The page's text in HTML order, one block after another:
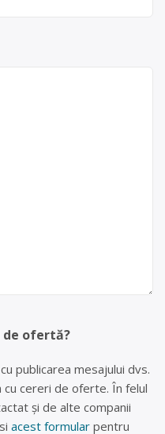
de ofertă?
publicarea mesajului dvs.
cu cereri de oferte. În felul
și de alte companii
acest formular pentru